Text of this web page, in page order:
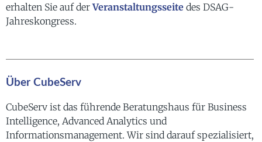
erhalten Sie auf derVeranstaltungsseite des DSAG-
Jahreskongress.
Über CubeServ
CubeServ ist das führende Beratungshaus für Business
Intelligence, Advanced Analytics und
Informationsmanagement. Wir sind darauf spezialisiert,